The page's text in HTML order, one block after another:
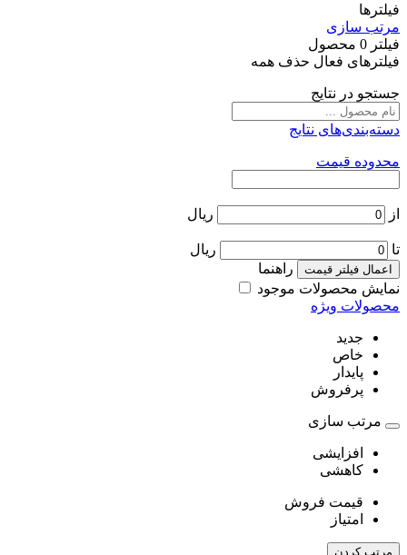
فیلترها
مرتب سازی
فیلتر 0 محصول
فیلترهای فعال حذف همه
جستجو در نتایج
دسته‌بندی‌های نتایج
محدوده قیمت
از ریال
تا ریال
اعمال فیلتر قیمت
راهنما
نمایش محصولات موجود
محصولات ویژه
جدید
خاص
پایدار
پرفروش
مرتب سازی
افزایشی
کاهشی
قیمت فروش
امتیاز
مرتب کردن